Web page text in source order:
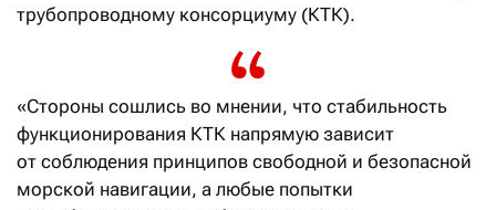
трубопроводному консорциуму (КТК).
«Стороны сошлись во мнении, что стабильность
функционирования КТК напрямую зависит
от соблюдения принципов свободной и безопасной
морской навигации, а любые попытки